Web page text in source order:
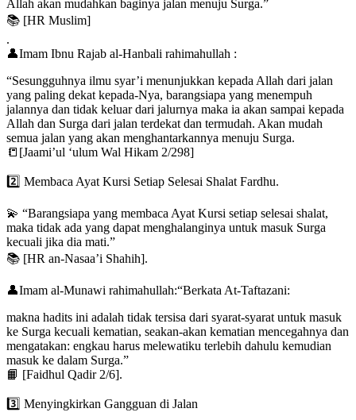
Allah akan mudahkan baginya jalan menuju Surga.”
📚 [HR Muslim]
.
👤Imam Ibnu Rajab al-Hanbali rahimahullah :
“Sesungguhnya ilmu syar’i menunjukkan kepada Allah dari jalan
yang paling dekat kepada-Nya, barangsiapa yang menempuh
jalannya dan tidak keluar dari jalurnya maka ia akan sampai kepada
Allah dan Surga dari jalan terdekat dan termudah. Akan mudah
semua jalan yang akan menghantarkannya menuju Surga.
📒[Jaami’ul ‘ulum Wal Hikam 2/298]
2️⃣ Membaca Ayat Kursi Setiap Selesai Shalat Fardhu.
💫 “Barangsiapa yang membaca Ayat Kursi setiap selesai shalat,
maka tidak ada yang dapat menghalanginya untuk masuk Surga
kecuali jika dia mati.”
📚 [HR an-Nasaa’i Shahih].
👤Imam al-Munawi rahimahullah:“Berkata At-Taftazani:
makna hadits ini adalah tidak tersisa dari syarat-syarat untuk masuk
ke Surga kecuali kematian, seakan-akan kematian mencegahnya dan
mengatakan: engkau harus melewatiku terlebih dahulu kemudian
masuk ke dalam Surga.”
📙 [Faidhul Qadir 2/6].
3️⃣ Menyingkirkan Gangguan di Jalan